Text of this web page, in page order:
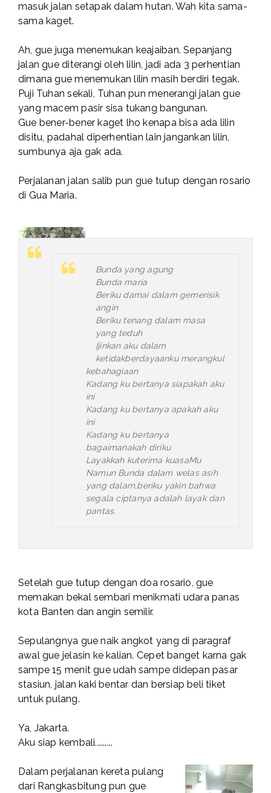
masuk jalan setapak dalam hutan. Wah kita sama-
sama kaget.
Ah, gue juga menemukan keajaiban. Sepanjang
jalan gue diterangi oleh lilin, jadi ada 3 perhentian
dimana gue menemukan lilin masih berdiri tegak.
Puji Tuhan sekali, Tuhan pun menerangi jalan gue
yang macem pasir sisa tukang bangunan.
Gue bener-bener kaget lho kenapa bisa ada lilin
disitu, padahal diperhentian lain jangankan lilin,
sumbunya aja gak ada.
Perjalanan jalan salib pun gue tutup dengan rosario
di Gua Maria.
Bunda yang agung
Bunda maria
Beriku damai dalam gemerisik
angin
Beriku tenang dalam masa
yang teduh
Ijinkan aku dalam
ketidakberdayaanku merangkul
kebahagiaan
Kadang ku bertanya siapakah aku
ini
Kadang ku bertanya apakah aku
ini
Kadang ku bertanya
bagaimanakah diriku
Layakkah kuterima kuasaMu
Namun Bunda dalam welas asih
yang dalam,beriku yakin bahwa
segala ciptanya adalah layak dan
pantas.
Setelah gue tutup dengan doa rosario, gue
memakan bekal sembari menikmati udara panas
kota Banten dan angin semilir.
Sepulangnya gue naik angkot yang di paragraf
awal gue jelasin ke kalian. Cepet banget karna gak
sampe 15 menit gue udah sampe didepan pasar
stasiun, jalan kaki bentar dan bersiap beli tiket
untuk pulang.
Ya, Jakarta.
Aku siap kembali.........
Dalam perjalanan kereta pulang
dari Rangkasbitung pun gue